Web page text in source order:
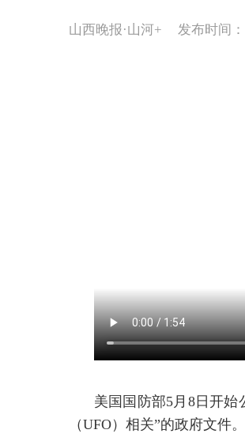
山西晚报·山河+ 发布时间
美国国防部5月8日开
（UFO）相关”的政府文件。